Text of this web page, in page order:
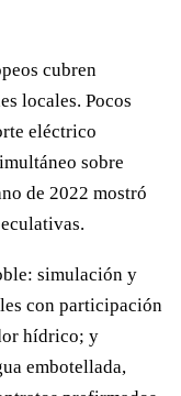
cubren
locales. Pocos
eléctrico
sobre
de 2022 mostró
simulación y
con participación
hídrico; y
embotellada,